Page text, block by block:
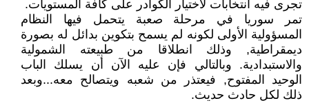
تجرى فيه انتخابات لاختيار الكوادر على كافة المستويات.
تمر سوريا في مرحلة صعبة يتحمل فيها النظام
المسؤولية الأولى لكونه لم يسمح بتكوين بدائل له بصورة
ديمقراطية, وذلك انطلاقا من طبيعته الشمولية
والاستبدادية. وبالتالي فإن عليه الآن أن يسلك الباب
الوحيد المفتوح, فيعتذر من شعبه ويتصالح معه...وبعد
ذلك لكل حادث حديث.